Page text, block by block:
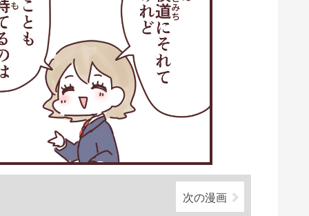
次の漫画